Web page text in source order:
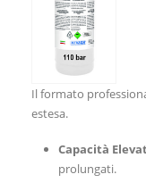
Il formato
estesa.
Capacità
prolungati.